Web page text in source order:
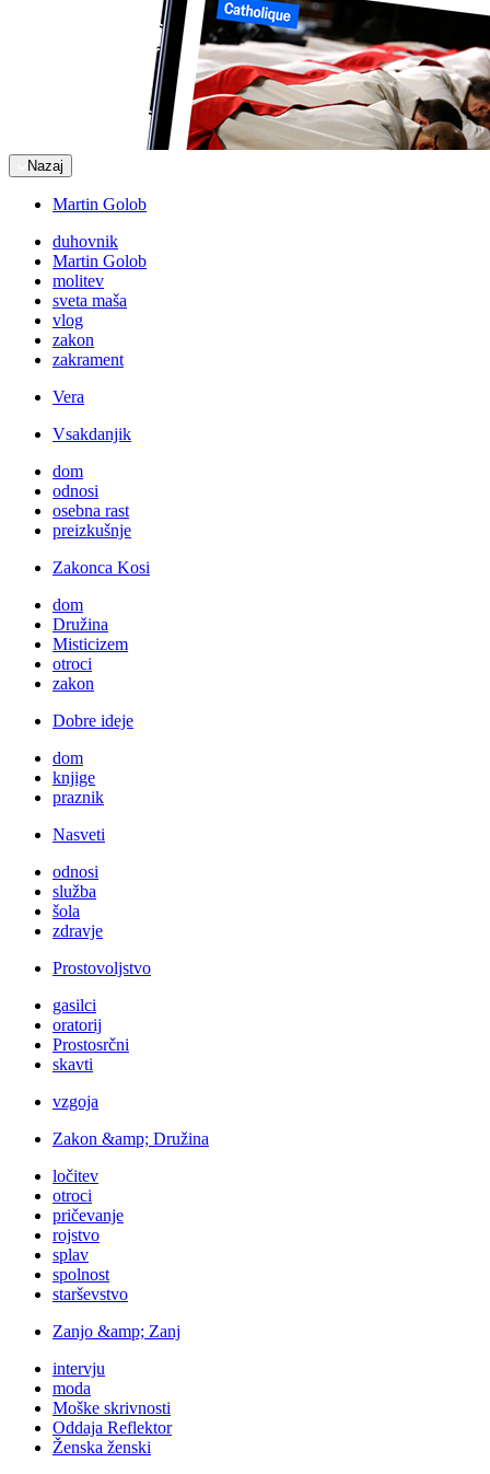
Nazaj
Martin Golob
duhovnik
Martin Golob
molitev
sveta maša
vlog
zakon
zakrament
Vera
Vsakdanjik
dom
odnosi
osebna rast
preizkušnje
Zakonca Kosi
dom
Družina
Misticizem
otroci
zakon
Dobre ideje
dom
knjige
praznik
Nasveti
odnosi
služba
šola
zdravje
Prostovoljstvo
gasilci
oratorij
Prostosrčni
skavti
vzgoja
Zakon &amp; Družina
ločitev
otroci
pričevanje
rojstvo
splav
spolnost
starševstvo
Zanjo &amp; Zanj
intervju
moda
Moške skrivnosti
Oddaja Reflektor
Ženska ženski